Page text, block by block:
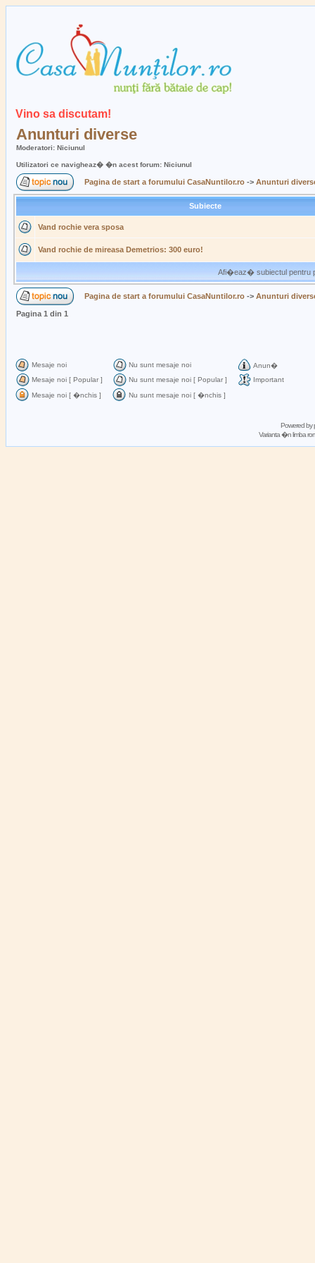
Vino sa discutam!
Anunturi diverse
Moderatori: Niciunul
Utilizatori ce navigheaz� �n acest forum: Niciunul
Pagina de start a forumului CasaNuntilor.ro -> Anunturi
Subiecte
Vand rochie vera sposa
Vand rochie de mireasa Demetrios: 300 euro!
Afi�eaz� subiectul pentru
Pagina de start a forumului CasaNuntilor.ro -> Anunturi
Pagina 1 din 1
Mesaje noi Nu sunt mesaje noi
Anun�
Mesaje noi [ Popular ]
Nu sunt mesaje noi [ Popular ]
Important
Mesaje noi [ �nchis ]
Nu sunt mesaje noi [ �nchis ]
Powered by
Varianta �n limba